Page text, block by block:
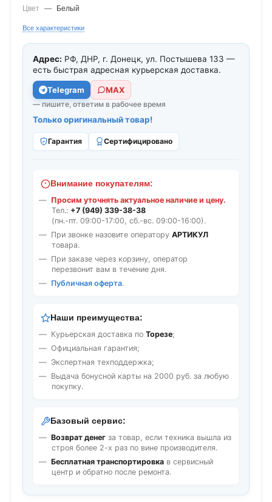
Цвет
— Белый
Все характеристики
Адрес: РФ, ДНР, г. Донецк, ул. Постышева 133 —
есть быстрая адресная курьерская доставка.
Telegram МАХ
— пишите, ответим в рабочее время
Только оригинальный товар!
Гарантия Сертифицировано
Внимание покупателям:
Просим уточнять актуальное наличие и цену.
Тел.: +7 (949) 339-38-38
(пн.-пт. 09:00-17:00, сб.-вс. 09:00-16:00).
При звонке назовите оператору АРТИКУЛ
товара.
При заказе через корзину, оператор
перезвонит вам в течение дня.
Публичная оферта.
Наши преимущества:
Курьерская доставка по Торезе;
Официальная гарантия;
Экспертная техподдержка;
Выдача бонусной карты на 2000 руб. за любую
покупку.
Базовый сервис:
Возврат денег за товар, если техника вышла из
строя более 2-х раз по вине производителя.
Бесплатная транспортировка в сервисный
центр и обратно после ремонта.